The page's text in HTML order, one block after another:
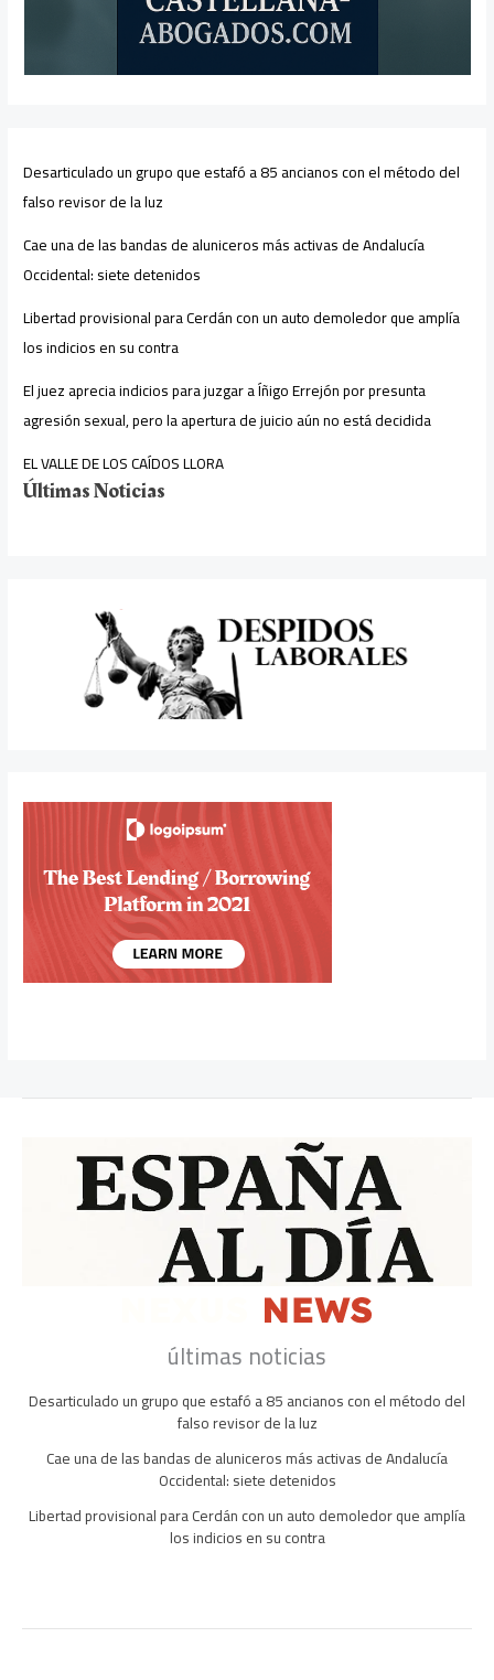
Desarticulado un grupo que estafó a 85 ancianos con el método del
falso revisor de la luz
Cae una de las bandas de aluniceros más activas de Andalucía
Occidental: siete detenidos
Libertad provisional para Cerdán con un auto demoledor que amplía
los indicios en su contra
El juez aprecia indicios para juzgar a Íñigo Errejón por presunta
agresión sexual, pero la apertura de juicio aún no está decidida
EL VALLE DE LOS CAÍDOS LLORA
Últimas Noticias
últimas noticias
Desarticulado un grupo que estafó a 85 ancianos con el método del
falso revisor de la luz
Cae una de las bandas de aluniceros más activas de Andalucía
Occidental: siete detenidos
Libertad provisional para Cerdán con un auto demoledor que amplía
los indicios en su contra